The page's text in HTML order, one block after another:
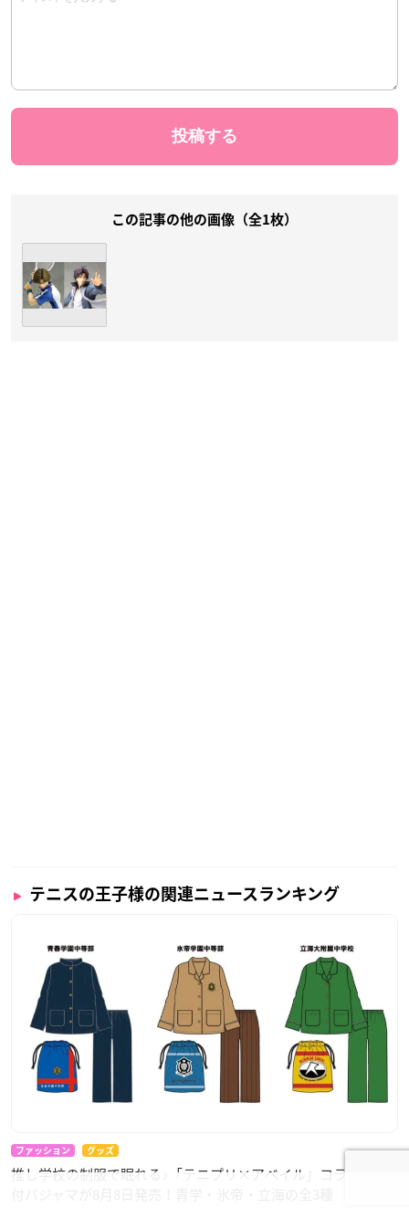
この記事の他の画像（全1枚）
テニスの王子様の関連ニュースランキング
ファッション グッズ
推し学校の制服で眠れる♪「テニプリ×アベイル」コラボ巾着